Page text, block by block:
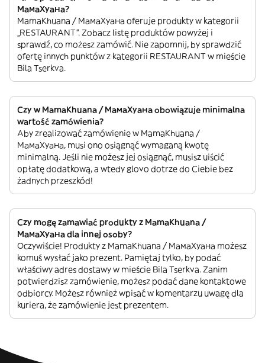
МамаХуана?
MamaKhuana / МамаХуана oferuje produkty w kategorii
„RESTAURANT”. Zobacz listę produktów powyżej i
sprawdź, co możesz zamówić. Nie zapomnij, by sprawdzić
ofertę innych punktów z kategorii RESTAURANT w mieście
Bila Tserkva.
Czy w MamaKhuana / МамаХуана obowiązuje minimalna
wartość zamówienia?
Aby zrealizować zamówienie w MamaKhuana /
МамаХуана, musi ono osiągnąć wymaganą kwotę
minimalną. Jeśli nie możesz jej osiągnąć, musisz uiścić
opłatę dodatkową, a wtedy glovo dotrze do Ciebie bez
żadnych przeszkód!
Czy mogę zamawiać produkty z MamaKhuana /
МамаХуана dla innej osoby?
Oczywiście! Produkty z MamaKhuana / МамаХуана możesz
komuś wysłać jako prezent. Pamiętaj tylko, by podać
właściwy adres dostawy w mieście Bila Tserkva. Zanim
potwierdzisz zamówienie, możesz podać dane kontaktowe
odbiorcy. Możesz również wpisać w komentarzu uwagę dla
kuriera, że zamówienie jest prezentem.